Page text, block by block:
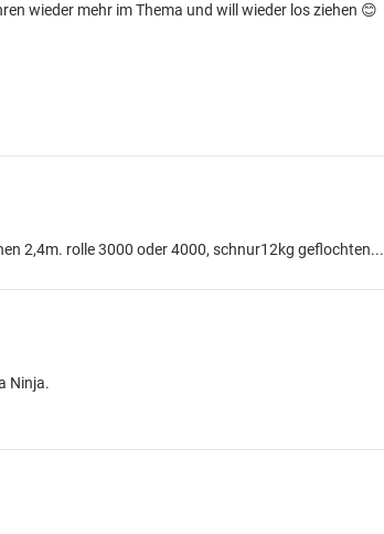
wieder mehr im Thema und will wieder los ziehen 😊
2,4m. rolle 3000 oder 4000, schnur12kg geflochten...
Ninja.